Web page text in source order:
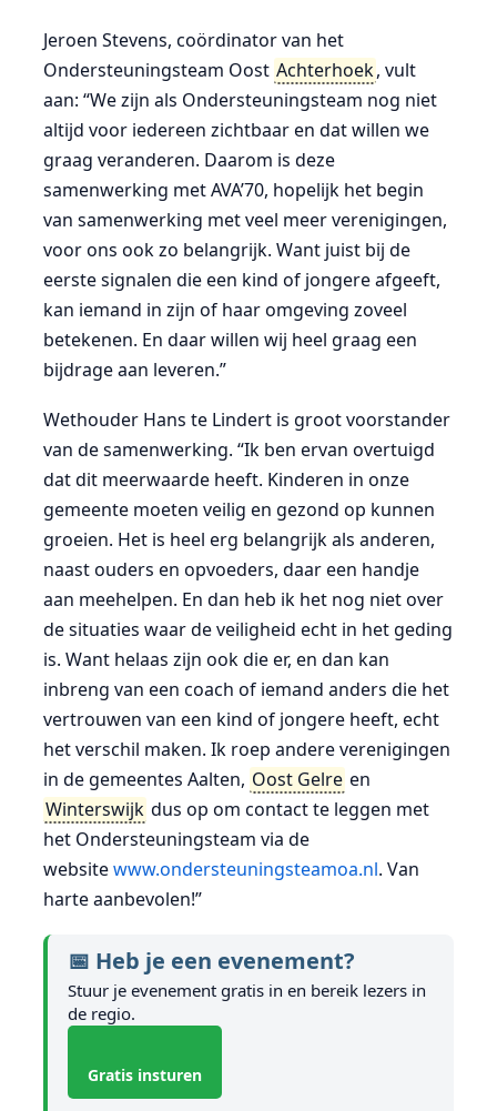
Jeroen Stevens, coördinator van het
Ondersteuningsteam Oost Achterhoek, vult
aan: “We zijn als Ondersteuningsteam nog niet
altijd voor iedereen zichtbaar en dat willen we
graag veranderen. Daarom is deze
samenwerking met AVA’70, hopelijk het begin
van samenwerking met veel meer verenigingen,
voor ons ook zo belangrijk. Want juist bij de
eerste signalen die een kind of jongere afgeeft,
kan iemand in zijn of haar omgeving zoveel
betekenen. En daar willen wij heel graag een
bijdrage aan leveren.”
Wethouder Hans te Lindert is groot voorstander
van de samenwerking. “Ik ben ervan overtuigd
dat dit meerwaarde heeft. Kinderen in onze
gemeente moeten veilig en gezond op kunnen
groeien. Het is heel erg belangrijk als anderen,
naast ouders en opvoeders, daar een handje
aan meehelpen. En dan heb ik het nog niet over
de situaties waar de veiligheid echt in het geding
is. Want helaas zijn ook die er, en dan kan
inbreng van een coach of iemand anders die het
vertrouwen van een kind of jongere heeft, echt
het verschil maken. Ik roep andere verenigingen
in de gemeentes Aalten, Oost Gelre en
Winterswijk dus op om contact te leggen met
het Ondersteuningsteam via de
websitewww.ondersteuningsteamoa.nl. Van
harte aanbevolen!”
📅 Heb je een evenement?
Stuur je evenement gratis in en bereik lezers in
de regio.
Gratis insturen